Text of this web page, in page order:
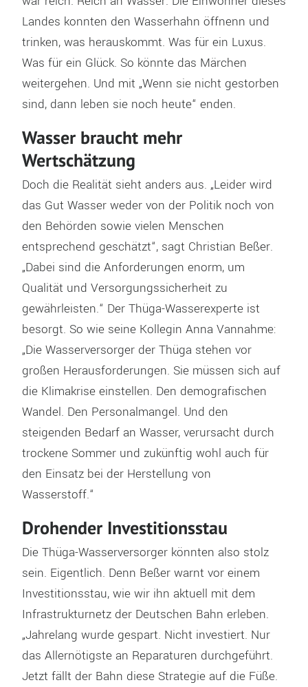
Landes konnten den Wasserhahn öffnenn und
trinken, was herauskommt. Was für ein Luxus.
Was für ein Glück. So könnte das Märchen
weitergehen. Und mit „Wenn sie nicht gestorben
sind, dann leben sie noch heute“ enden.
Wasser braucht mehr
Wertschätzung
Doch die Realität sieht anders aus. „Leider wird
das Gut Wasser weder von der Politik noch von
den Behörden sowie vielen Menschen
entsprechend geschätzt“, sagt Christian Beßer.
„Dabei sind die Anforderungen enorm, um
Qualität und Versorgungssicherheit zu
gewährleisten.“ Der Thüga-Wasserexperte ist
besorgt. So wie seine Kollegin Anna Vannahme:
„Die Wasserversorger der Thüga stehen vor
großen Herausforderungen. Sie müssen sich auf
die Klimakrise einstellen. Den demografischen
Wandel. Den Personalmangel. Und den
steigenden Bedarf an Wasser, verursacht durch
trockene Sommer und zukünftig wohl auch für
den Einsatz bei der Herstellung von
Wasserstoff.“
Drohender Investitionsstau
Die Thüga-Wasserversorger könnten also stolz
sein. Eigentlich. Denn Beßer warnt vor einem
Investitionsstau, wie wir ihn aktuell mit dem
Infrastrukturnetz der Deutschen Bahn erleben.
„Jahrelang wurde gespart. Nicht investiert. Nur
das Allernötigste an Reparaturen durchgeführt.
Jetzt fällt der Bahn diese Strategie auf die Füße.